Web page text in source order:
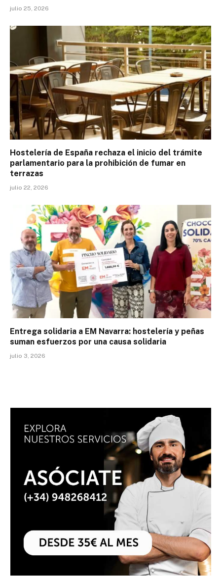
julio 25, 2026
Hostelería de España rechaza el inicio del trámite
parlamentario para la prohibición de fumar en
terrazas
julio 22, 2026
Entrega solidaria a EM Navarra: hostelería y peñas
suman esfuerzos por una causa solidaria
julio 3, 2026